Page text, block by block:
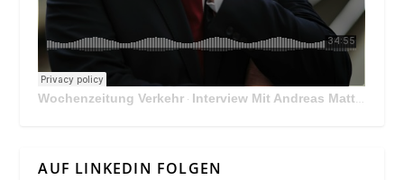
Wochenzeitung Verkehr · Interview Mit Andreas Matthä, CEO der ÖBB Holding
AUF LINKEDIN FOLGEN